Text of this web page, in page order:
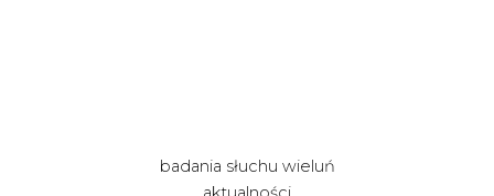
badania słuchu wieluń